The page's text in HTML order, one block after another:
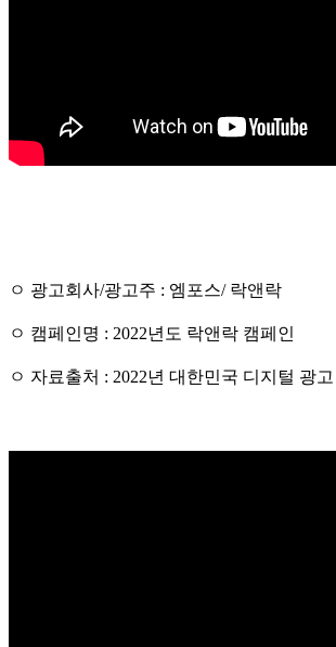
ㅇ 광고회사/광고주 : 엠포스/ 락앤락
ㅇ 캠페인명 : 2022년도 락앤락 캠페인
ㅇ 자료출처 : 2022년 대한민국 디지털 광